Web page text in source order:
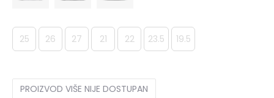
25 26 27 21 22 23.5 19.5
PROIZVOD VIŠE NIJE DOSTUPAN